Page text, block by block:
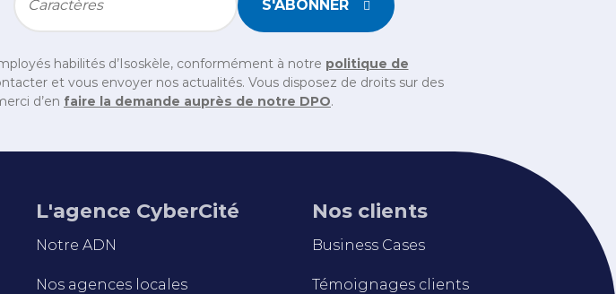
S'ABONNER
habilités d’Isoskèle, conformément à notre politique de
et vous envoyer nos actualités. Vous disposez de droits sur des
d’en faire la demande auprès de notre DPO.
L'agence CyberCité
Notre ADN
Nos agences locales
Nos clients
Business Cases
Témoignages clients